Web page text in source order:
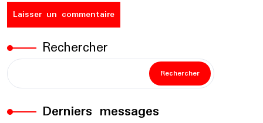
Rechercher
Rechercher
Derniers messages